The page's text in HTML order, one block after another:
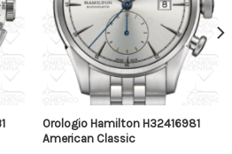
Orologio Hamilton H32416981
American Classic